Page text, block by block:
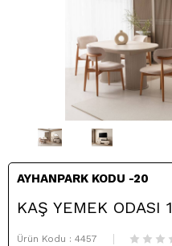
AYHANPARK KODU -20
KAŞ YEMEK ODASI 1
Ürün Kodu : 4457